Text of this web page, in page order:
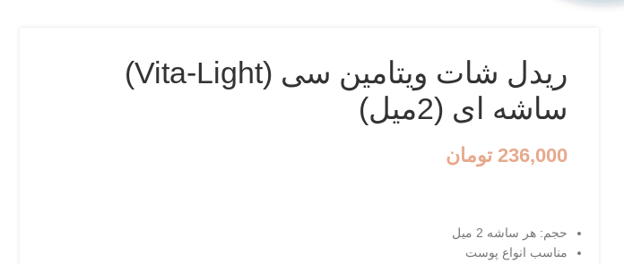
ریدل شات ویتامین سی (Vita-Light)
ساشه ای (2میل)
236,000 تومان
حجم: هر ساشه 2 میل
مناسب انواع پوست